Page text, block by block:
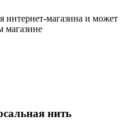
интернет-магазина и может
магазине
нить